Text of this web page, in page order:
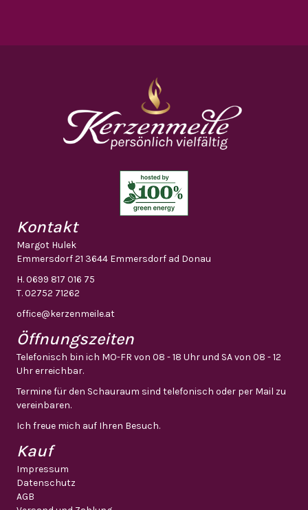
Kontakt
Margot Hulek
Emmersdorf 21 3644 Emmersdorf ad Donau
H.0699 817 016 75
T.02752 71262
office@kerzenmeile.at
Öffnungszeiten
Telefonisch bin ich MO-FR von 08 - 18 Uhr und SA von 08 - 12
Uhr erreichbar.
Termine für den Schauraum sind telefonisch oder per Mail zu
vereinbaren.
Ich freue mich auf Ihren Besuch.
Kauf
Impressum
Datenschutz
AGB